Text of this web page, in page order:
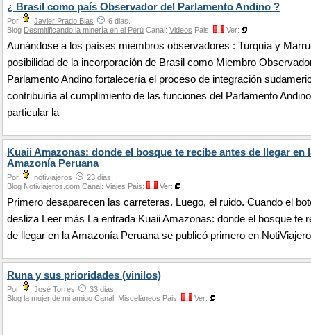
¿ Brasil como país Observador del Parlamento Andino ?
Por Javier Prado Blas
6 dias.
Blog Desmitificando la minería en el Perú Canal: Videos Pais: Ver:
Aunándose a los países miembros observadores : Turquía y
posibilidad de la incorporación de Brasil como Miembro
Parlamento Andino fortalecería el proceso de integración
contribuiría al cumplimiento de las funciones del Parlamento
particular la
Kuaii Amazonas: donde el bosque te recibe antes de llegar en
Amazonía Peruana
Por notiviajeros
23 dias.
Blog Notiviajeros.com Canal: Viajes Pais: Ver:
Primero desaparecen las carreteras. Luego, el ruido. Cuando el
desliza Leer más La entrada Kuaii Amazonas: donde el bosque te
de llegar en la Amazonía Peruana se publicó primero en
Runa y sus prioridades (vinilos)
Por José Torres
33 dias.
Blog la mujer de mi amigo Canal: Misceláneos Pais: Ver: